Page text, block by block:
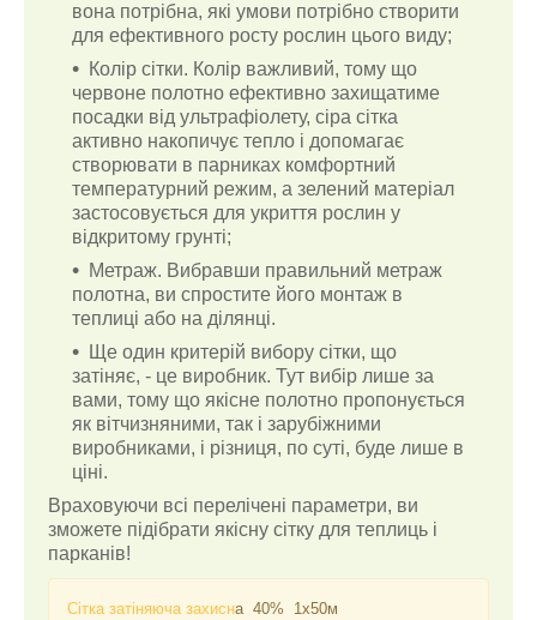
вона потрібна, які умови потрібно створити
для ефективного росту рослин цього виду;
Колір сітки. Колір важливий, тому що
червоне полотно ефективно захищатиме
посадки від ультрафіолету, сіра сітка
активно накопичує тепло і допомагає
створювати в парниках комфортний
температурний режим, а зелений матеріал
застосовується для укриття рослин у
відкритому грунті;
Метраж. Вибравши правильний метраж
полотна, ви спростите його монтаж в
теплиці або на ділянці.
Ще один критерій вибору сітки, що
затіняє, - це виробник. Тут вибір лише за
вами, тому що якісне полотно пропонується
як вітчизняними, так і зарубіжними
виробниками, і різниця, по суті, буде лише в
ціні.
Враховуючи всі перелічені параметри, ви
зможете підібрати якісну сітку для теплиць і
парканів!
Сітка затіняюча захисна 40% 1х50м